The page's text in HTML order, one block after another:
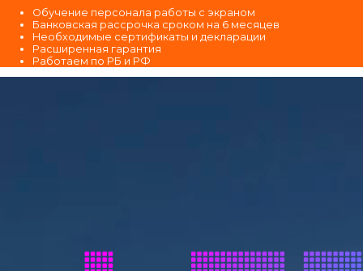
Обучение персонала работы с экраном
Банковская рассрочка сроком на 6 месяцев
Необходимые сертификаты и декларации
Расширенная гарантия
Работаем по РБ и РФ